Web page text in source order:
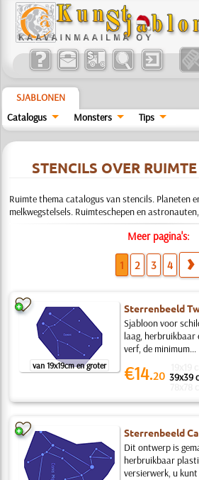
SJABLONEN
Catalogus
Monsters Tips
STENCILS OVER
Ruimte thema catalogus van stencils. Planeten
melkwegstelsels. Ruimteschepen en
Meer pagina's:
1 2 3 4
van 19x19cm en groter
Sterrenbeeld
Sjabloon voor
laag, herbruikbaar
verf, de minimum...
€14.20 39x39
Sterrenbeeld
Dit ontwerp is
herbruikbaar
versierwerk, u